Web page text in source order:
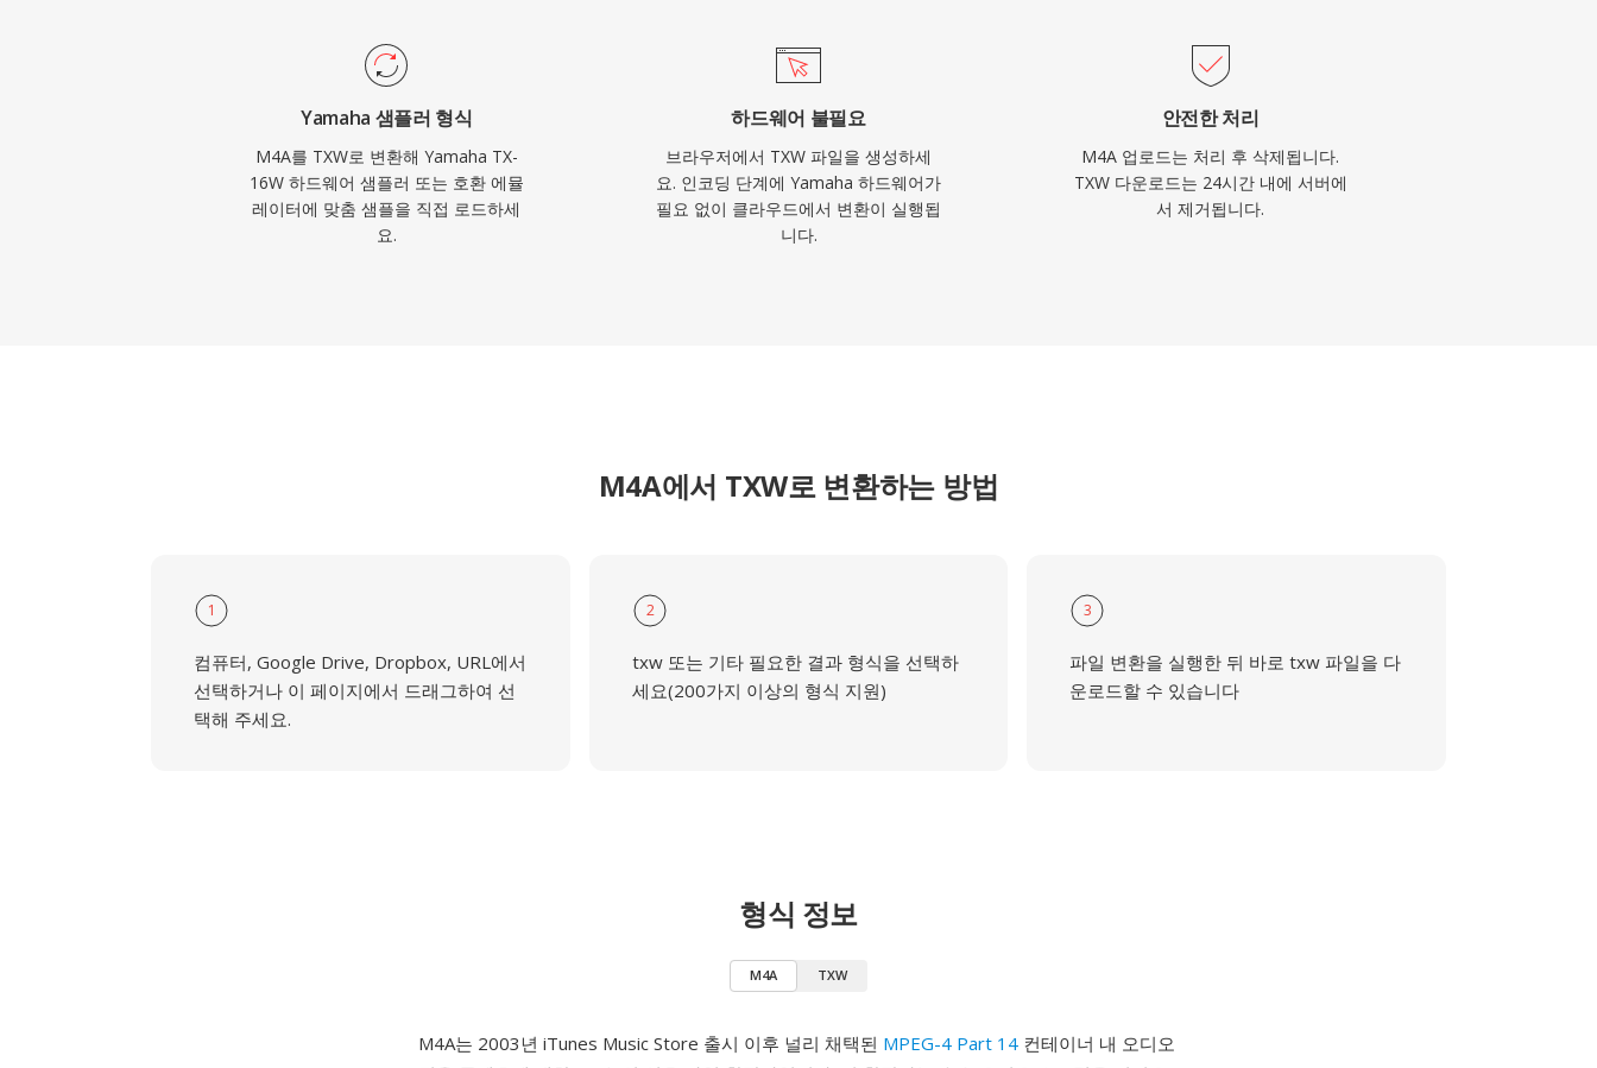
Yamaha 샘플러 형식
M4A를 TXW로 변환해 Yamaha TX-
16W 하드웨어 샘플러 또는 호환 에뮬
레이터에 맞춤 샘플을 직접 로드하세
요.
하드웨어 불필요
브라우저에서 TXW 파일을 생성하세
요. 인코딩 단계에 Yamaha 하드웨어가
필요 없이 클라우드에서 변환이 실행됩
니다.
안전한 처리
M4A 업로드는 처리 후 삭제됩니다.
TXW 다운로드는 24시간 내에 서버에
서 제거됩니다.
M4A에서 TXW로 변환하는 방법
1
컴퓨터, Google Drive, Dropbox, URL에서
선택하거나 이 페이지에서 드래그하여 선
택해 주세요.
2
txw 또는 기타 필요한 결과 형식을 선택하
세요(200가지 이상의 형식 지원)
3
파일 변환을 실행한 뒤 바로 txw 파일을 다
운로드할 수 있습니다
형식 정보
M4A TXW
M4A는 2003년 iTunes Music Store 출시 이후 널리 채택된 MPEG-4 Part 14 컨테이너 내 오디오